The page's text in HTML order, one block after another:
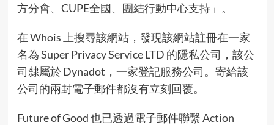
方分會、CUPE全國、團結行動中心支持」。
在 Whois 上搜尋該網站，發現該網站註冊在一家
名為 Super Privacy Service LTD 的隱私公司，該公
司隸屬於 Dynadot，一家登記服務公司。寄給該
公司的兩封電子郵件都沒有立刻回覆。
Future of Good 也已透過電子郵件聯繫Action